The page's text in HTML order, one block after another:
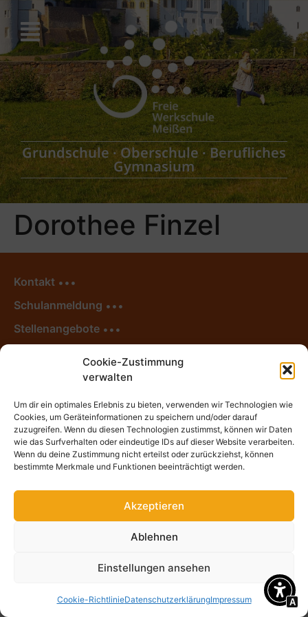
Cookie-Zustimmung
verwalten
Um dir ein optimales Erlebnis zu bieten, verwenden wir Technologien wie
Cookies, um Geräteinformationen zu speichern und/oder darauf
zuzugreifen. Wenn du diesen Technologien zustimmst, können wir Daten
wie das Surfverhalten oder eindeutige IDs auf dieser Website verarbeiten.
Wenn du deine Zustimmung nicht erteilst oder zurückziehst, können
bestimmte Merkmale und Funktionen beeinträchtigt werden.
Akzeptieren
Ablehnen
Einstellungen ansehen
Cookie-RichtlinieDatenschutzerklärungImpressum
Grundschule∙Oberschule ∙ Berufliches
Gymnasium
Dorothee Finzel
Kontakt
Schulanmeldung
Stellenangebote
Impressum Datenschutzerklärung
Intranet der Freien
A